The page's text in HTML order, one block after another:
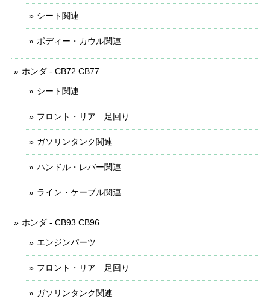
シート関連
ボディー・カウル関連
ホンダ - CB72 CB77
シート関連
フロント・リア 足回り
ガソリンタンク関連
ハンドル・レバー関連
ライン・ケーブル関連
ホンダ - CB93 CB96
エンジンパーツ
フロント・リア 足回り
ガソリンタンク関連